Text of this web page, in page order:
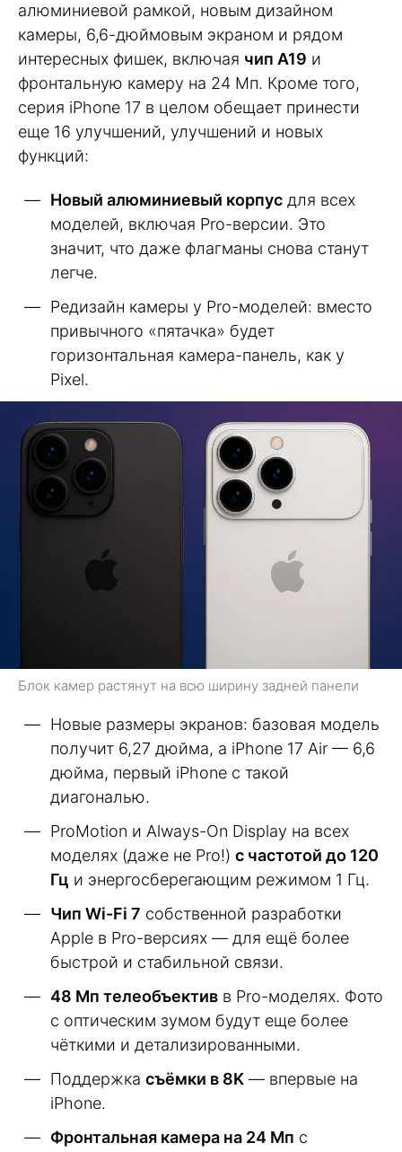
алюминиевой рамкой, новым дизайном
камеры, 6,6-дюймовым экраном и рядом
интересных фишек, включая чип A19 и
фронтальную камеру на 24 Мп. Кроме того,
серия iPhone 17 в целом обещает принести
еще 16 улучшений, улучшений и новых
функций:
Новый алюминиевый корпус для всех
моделей, включая Pro-версии. Это
значит, что даже флагманы снова станут
легче.
Редизайн камеры у Pro-моделей: вместо
привычного «пятачка» будет
горизонтальная камера-панель, как у
Pixel.
Блок камер растянут на всю ширину задней панели
Новые размеры экранов: базовая модель
получит 6,27 дюйма, а iPhone 17 Air — 6,6
дюйма, первый iPhone с такой
диагональю.
ProMotion и Always-On Display на всех
моделях (даже не Pro!) с частотой до 120
Гц и энергосберегающим режимом 1 Гц.
Чип Wi-Fi 7 собственной разработки
Apple в Pro-версиях — для ещё более
быстрой и стабильной связи.
48 Мп телеобъектив в Pro-моделях. Фото
с оптическим зумом будут еще более
чёткими и детализированными.
Поддержка съёмки в 8K — впервые на
iPhone.
Фронтальная камера на 24 Мп с